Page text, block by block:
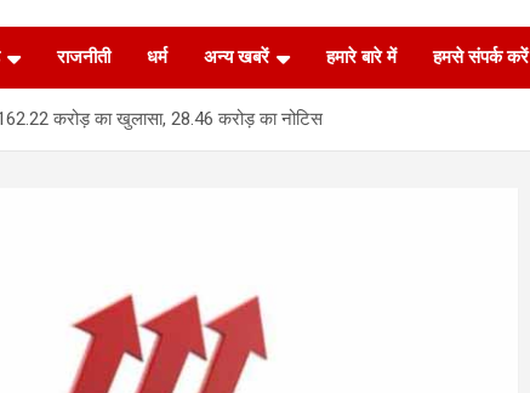
राजनीती धर्म अन्य खबरें हमारे बारे में हमसे संपर्क करें
162.22 करोड़ का खुलासा, 28.46 करोड़ का नोटिस